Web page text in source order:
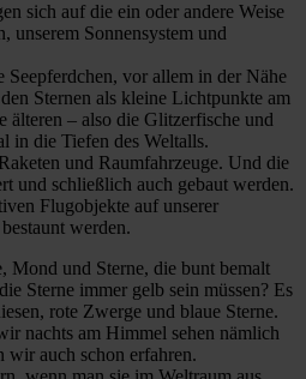
sich auf die ein oder andere Weise
unserem Sonnensystem und
Seepferdchen, vor allem in der Nähe
Sternen als kleine Lichtpunkte am
älteren – also die Glitzerfische und
in die Tiefen des Weltalls.
und Raumfahrzeuge. Und die
und schließlich auch gebaut werden.
Flugobjekte auf unserer
werden.
Mond und Sterne, die bunt bemalt
Sterne immer gelb sein müssen? Es
rote Zwerge und blaue Sterne.
nachts am Himmel sehen nämlich
wir auch schon erfahren.